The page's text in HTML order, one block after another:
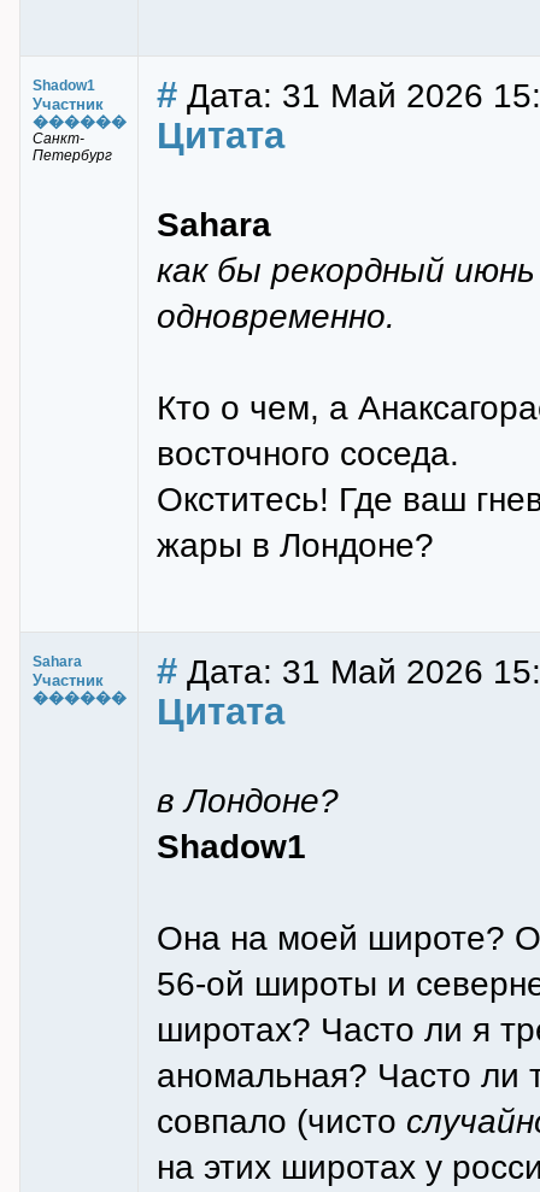
Shadow1
Участник
������
Санкт-
Петербург
# Дата: 31 Май 2026
Цитата
Sahara
как бы рекордный
одновременно.
Кто о чем, а
восточного соседа.
Окститесь! Где ваш
жары в Лондоне?
Sahara
Участник
������
# Дата: 31 Май 2026
Цитата
в Лондоне?
Shadow1
Она на моей широте?
56-ой широты и
широтах? Часто ли я
аномальная? Часто ли
совпало (чисто
на этих широтах у